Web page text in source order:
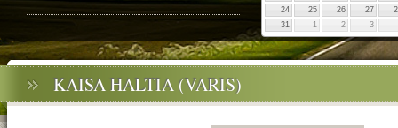
24
25 26 27
31
1 2 3
KAISA HALTIA (VARIS)